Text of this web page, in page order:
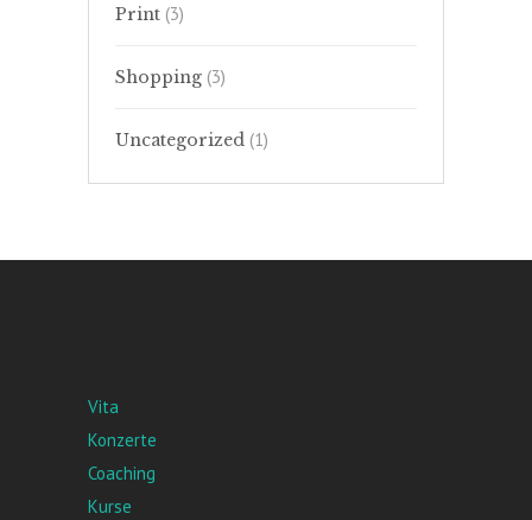
Print (3)
Shopping (3)
Uncategorized (1)
Vita
Konzerte
Coaching
Kurse